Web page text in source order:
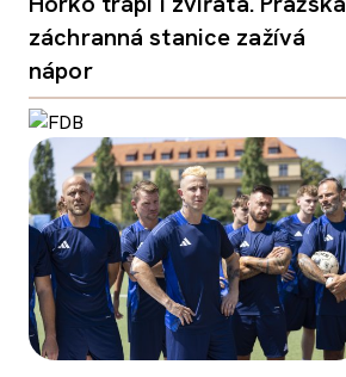
záchranná stanice zažívá
nápor